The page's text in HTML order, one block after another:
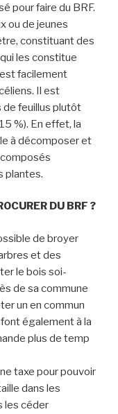
pour faire du BRF.
ou de jeunes
constituant des
les constitue
facilement
Il est
de feuillus plutôt
%). En effet, la
à décomposer et
plantes.
DU BRF ?
de broyer
et des
le bois soi-
de sa commune
un en commun
également à la
plus de temp
taxe pour pouvoir
dans les
les céder